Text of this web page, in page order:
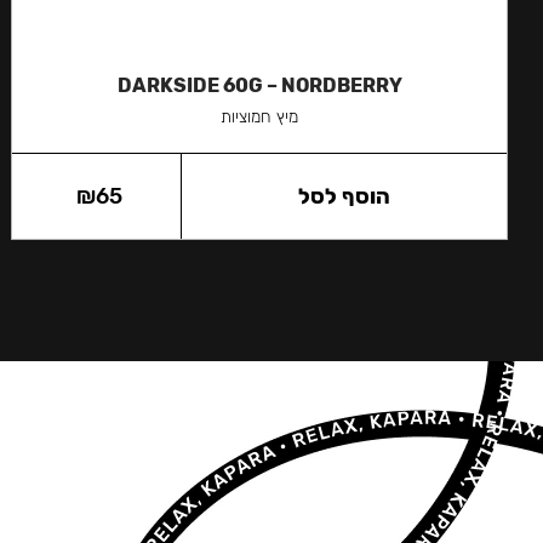
DARKSIDE 60G – NORDBERRY
מיץ חמוציות
₪65 הוסף לסל